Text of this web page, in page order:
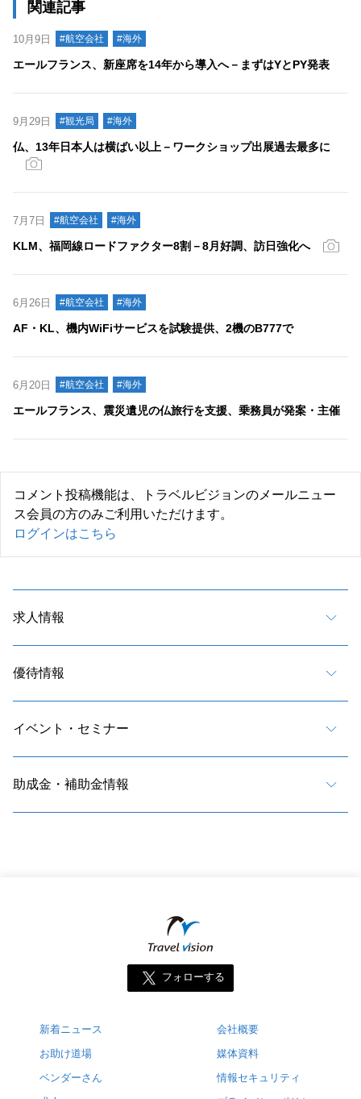
関連記事
10月9日 #航空会社 #海外
エールフランス、新座席を14年から導入へ－まずはYとPY発表
9月29日 #観光局 #海外
仏、13年日本人は横ばい以上－ワークショップ出展過去最多に
7月7日 #航空会社 #海外
KLM、福岡線ロードファクター8割－8月好調、訪日強化へ
6月26日 #航空会社 #海外
AF・KL、機内WiFiサービスを試験提供、2機のB777で
6月20日 #航空会社 #海外
エールフランス、震災遺児の仏旅行を支援、乗務員が発案・主催
コメント投稿機能は、トラベルビジョンのメールニュー
ス会員の方のみご利用いただけます。
ログインはこちら
求人情報
優待情報
イベント・セミナー
助成金・補助金情報
フォローする
新着ニュース
お助け道場
ベンダーさん
会社概要
媒体資料
情報セキュリティ